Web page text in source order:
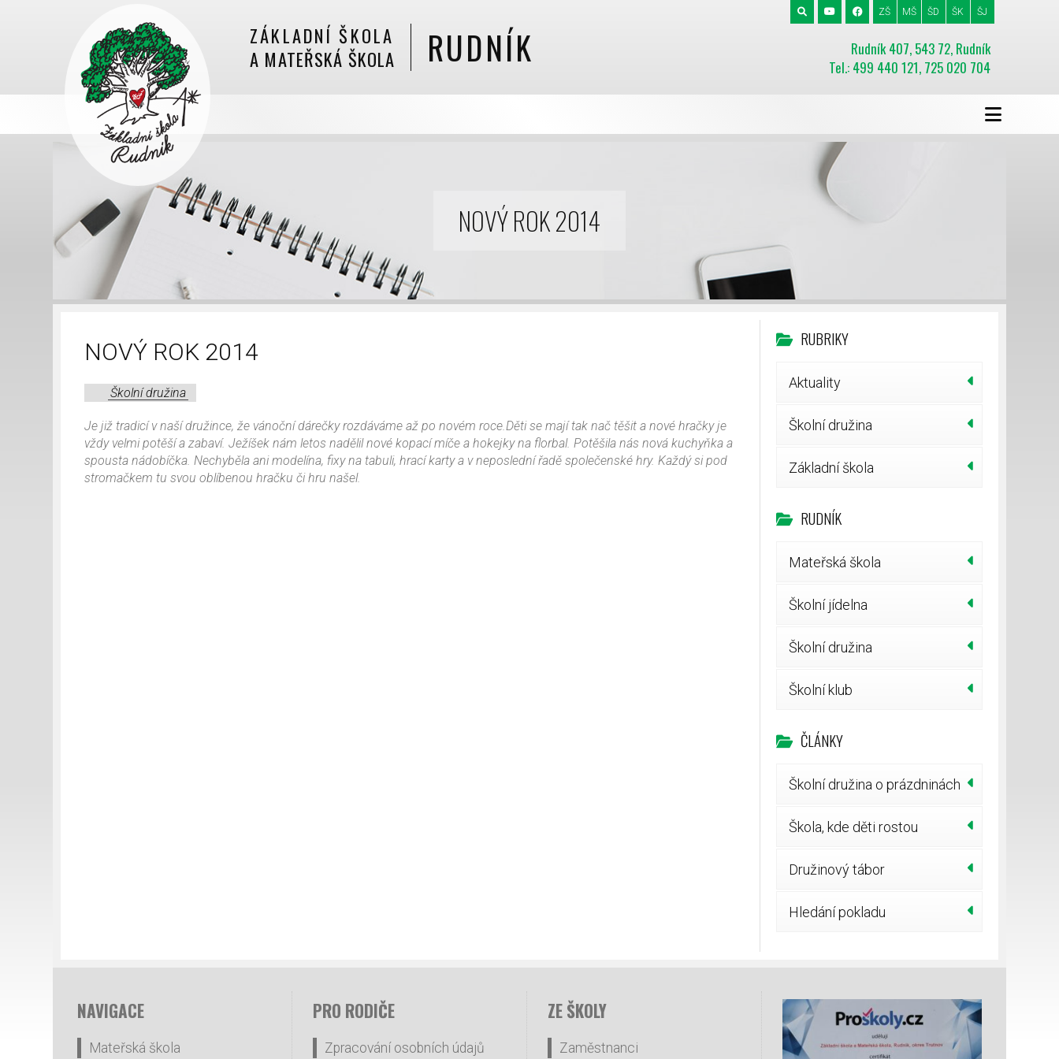
ZÁKLADNÍ ŠKOLA
A MATEŘSKÁ ŠKOLA
RUDNÍK
Rudník 407, 543 72, Rudník
Tel.: 499 440 121, 725 020 704
ZŠ MŠ ŠD ŠK ŠJ
NOVÝ ROK 2014
NOVÝ ROK 2014
Školní družina
Je již tradicí v naší družince, že vánoční dárečky rozdáváme až po novém roce.Děti se mají tak nač těšit a nové hračky je
vždy velmi potěší a zabaví. Ježíšek nám letos nadělil nové kopací míče a hokejky na florbal. Potěšila nás nová kuchyňka a
spousta nádobíčka. Nechyběla ani modelína, fixy na tabuli, hrací karty a v neposlední řadě společenské hry. Každý si pod
stromačkem tu svou oblíbenou hračku či hru našel.
RUBRIKY
Aktuality
Školní družina
Základní škola
RUDNÍK
Mateřská škola
Školní jídelna
Školní družina
Školní klub
ČLÁNKY
Školní družina o prázdninách
Škola, kde děti rostou
Družinový tábor
Hledání pokladu
NAVIGACE
Mateřská škola
PRO RODIČE
Zpracování osobních údajů
ZE ŠKOLY
Zaměstnanci